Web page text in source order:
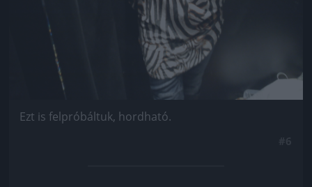
Ezt is felpróbáltuk, hordható.